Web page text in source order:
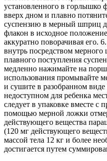
установленного в горлышко
вверх дном и плавно
суспензию в мерный шприц
флакон в исходное
аккуратно поворачивая его.
внутрь посредством
плавного поступления
медленно нажимайте на
использования промывайте
и сушите в разобранном
недоступном для ребенка
следует в упаковке вместе с
помощью мерной ложки
действующего вещества
(120 мг действующего
массой тела 12 кг и более
достигается путем